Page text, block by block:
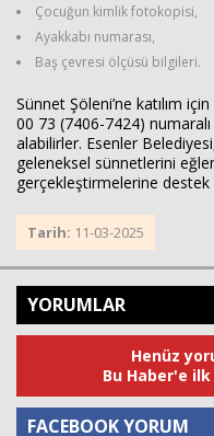
Çocuğun kimlik fotokopisi,
Ayakkabı numarası,
Baş çevresi ölçüsü bilgileri.
Sünnet Şöleni’ne katılım
00 73 (7406-7424)
alabilirler. Esenler
geleneksel sünnetlerini
gerçekleştirmelerine
Tarih: 11-03-2025
YORUMLAR
Henüz
Bu Haber'e
FACEBOOK YORUM